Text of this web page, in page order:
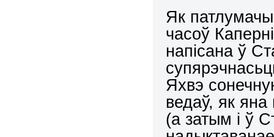
Як
часоў
напісана ў
Яхвэ
ведаў, як
(а затым і ў